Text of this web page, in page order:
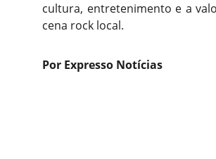
cultura, entretenimento e a
cena rock local.
Por Expresso Notícias